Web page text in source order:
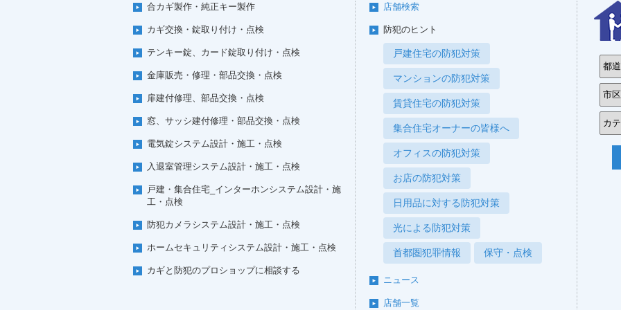
合カギ製作・純正キー製作
カギ交換・錠取り付け・点検
テンキー錠、カード錠取り付け・点検
金庫販売・修理・部品交換・点検
扉建付修理、部品交換・点検
窓、サッシ建付修理・部品交換・点検
電気錠システム設計・施工・点検
入退室管理システム設計・施工・点検
戸建・集合住宅_インターホンシステム設計・施
工・点検
防犯カメラシステム設計・施工・点検
ホームセキュリティシステム設計・施工・点検
カギと防犯のプロショップに相談する
店舗検索
防犯のヒント
戸建住宅の防犯対策
マンションの防犯対策
賃貸住宅の防犯対策
集合住宅オーナーの皆様へ
オフィスの防犯対策
お店の防犯対策
日用品に対する防犯対策
光による防犯対策
首都圏犯罪情報 保守・点検
ニュース
店舗一覧